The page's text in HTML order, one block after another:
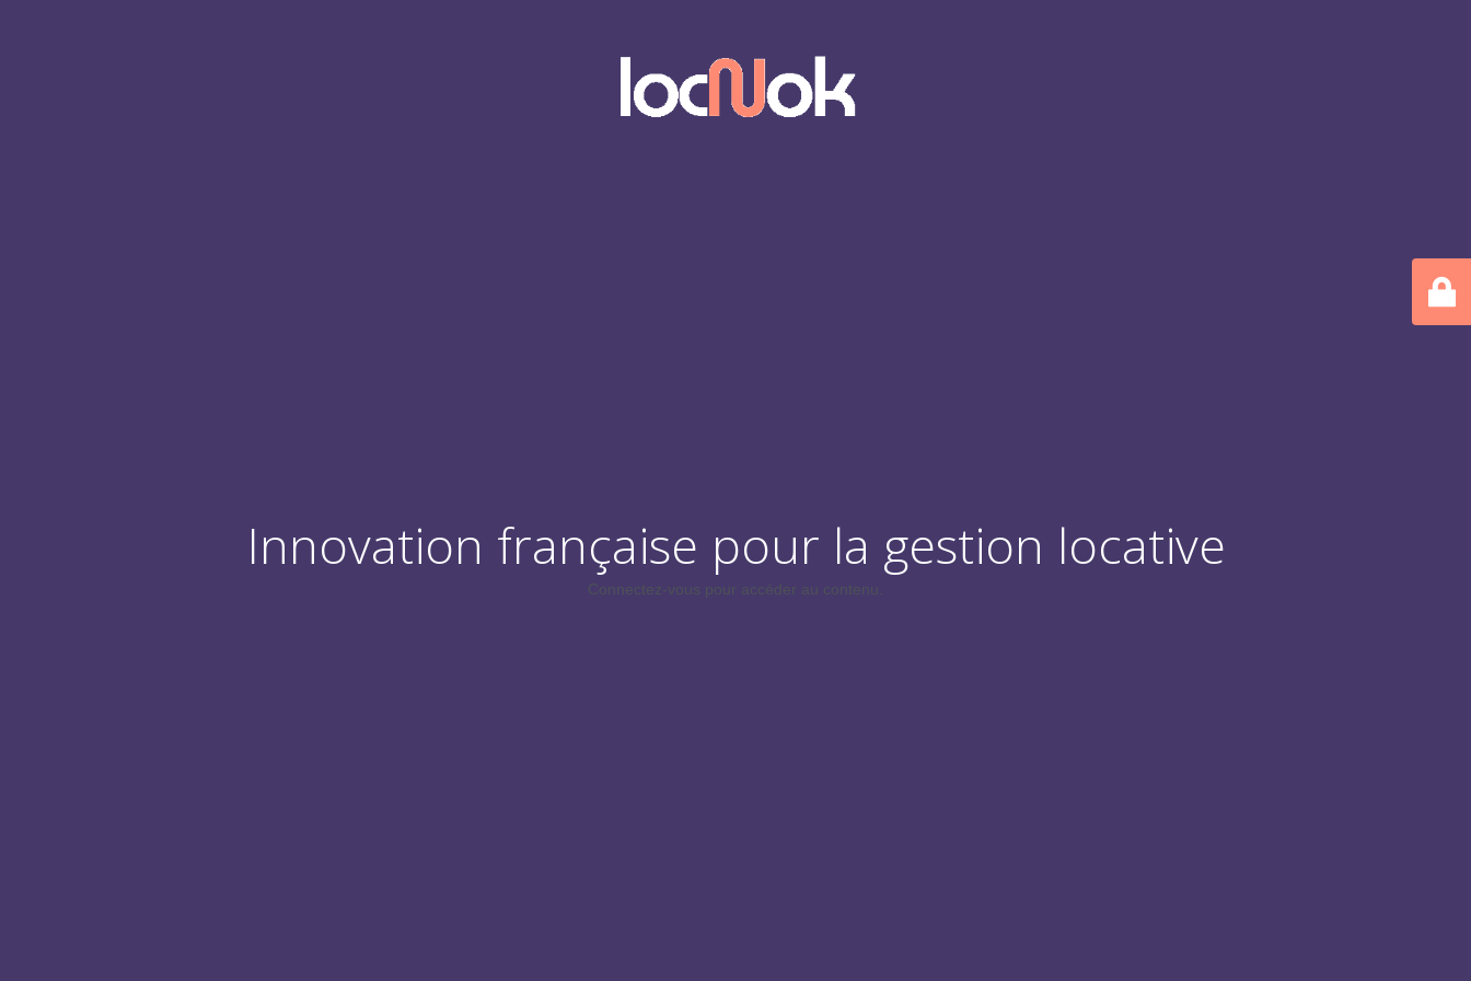
Innovation française pour la gestion locative
Connectez-vous pour accéder au contenu.